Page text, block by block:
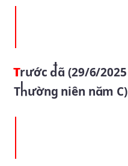
Trước đã (29/6/2025 - Chúa nhật 13
Thường niên năm C)